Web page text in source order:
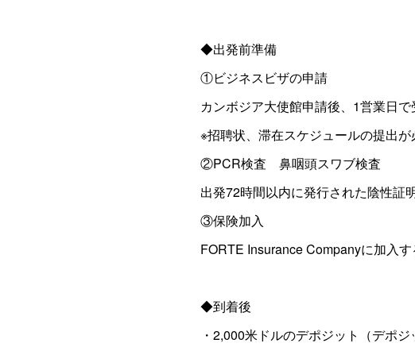
◆出発前準備
①ビジネスビザの申請
カンボジア大使館申請後、1営業日で
※招聘状、滞在スケジュールの提出が
②PCR検査 鼻咽頭スワブ検査
出発72時間以内に発行された陰性証
③保険加入
FORTE Insurance Companyに加入す
◆到着後
・2,000米ドルのデポジット（デポ